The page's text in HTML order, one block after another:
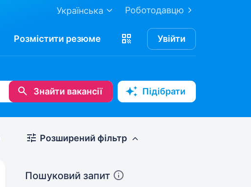
Роботодавцю
Українська
Розмістити резюме Увійти
Знайти вакансії Підібрати
Розширений фільтр
Пошуковий запит